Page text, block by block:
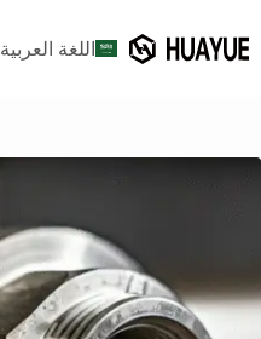
إلى
المحتوى
اللغة العربية